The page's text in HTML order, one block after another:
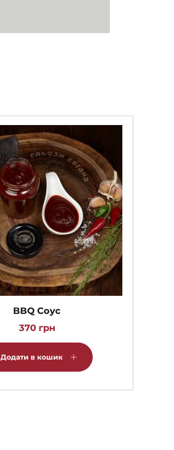
BBQ Соус
370 грн
Додати в кошик